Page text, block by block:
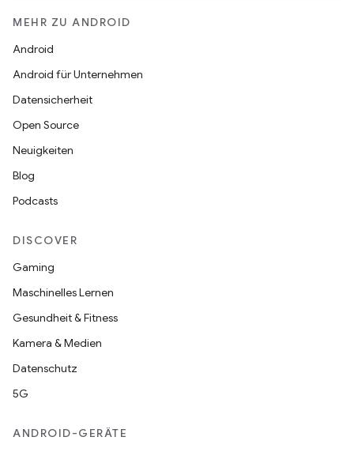
MEHR ZU ANDROID
Android
Android für Unternehmen
Datensicherheit
Open Source
Neuigkeiten
Blog
Podcasts
DISCOVER
Gaming
Maschinelles Lernen
Gesundheit & Fitness
Kamera & Medien
Datenschutz
5G
ANDROID-GERÄTE